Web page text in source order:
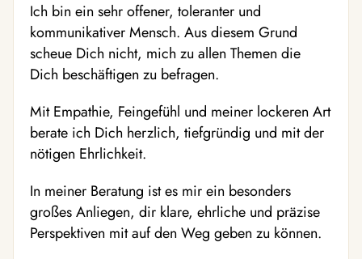
Ich bin ein sehr offener, toleranter und
kommunikativer Mensch. Aus diesem Grund
scheue Dich nicht, mich zu allen Themen die
Dich beschäftigen zu befragen.
Mit Empathie, Feingefühl und meiner lockeren Art
berate ich Dich herzlich, tiefgründig und mit der
nötigen Ehrlichkeit.
In meiner Beratung ist es mir ein besonders
großes Anliegen, dir klare, ehrliche und präzise
Perspektiven mit auf den Weg geben zu können.